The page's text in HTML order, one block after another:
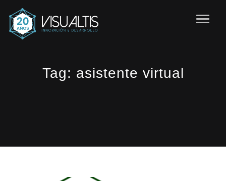
Tag: asistente virtual